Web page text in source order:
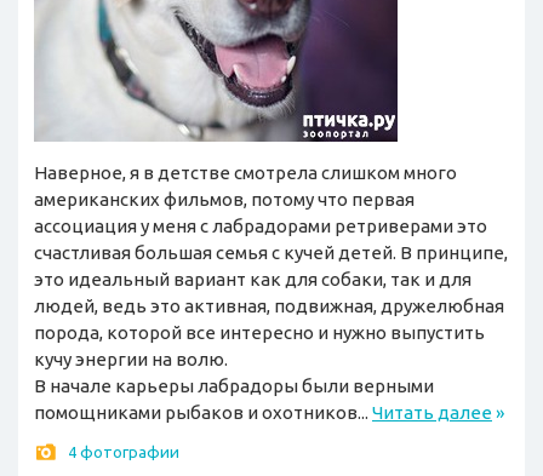
Наверное, я в детстве смотрела слишком много
американских фильмов, потому что первая
ассоциация у меня с лабрадорами ретриверами это
счастливая большая семья с кучей детей. В принципе,
это идеальный вариант как для собаки, так и для
людей, ведь это активная, подвижная, дружелюбная
порода, которой все интересно и нужно выпустить
кучу энергии на волю.
В начале карьеры лабрадоры были верными
помощниками рыбаков и охотников... Читать далее»
4 фотографии